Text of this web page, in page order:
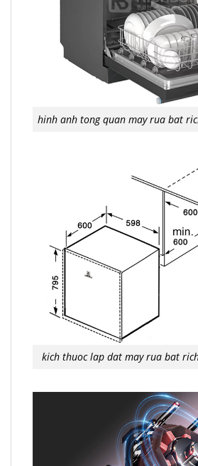
hinh anh tong quan may rua bat
kich thuoc lap dat may rua bat